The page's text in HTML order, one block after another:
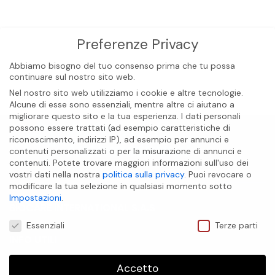
Preferenze Privacy
Abbiamo bisogno del tuo consenso prima che tu possa
continuare sul nostro sito web.
Nel nostro sito web utilizziamo i cookie e altre tecnologie.
Alcune di esse sono essenziali, mentre altre ci aiutano a
migliorare questo sito e la tua esperienza. I dati personali
possono essere trattati (ad esempio caratteristiche di
riconoscimento, indirizzi IP), ad esempio per annunci e
contenuti personalizzati o per la misurazione di annunci e
contenuti. Potete trovare maggiori informazioni sull'uso dei
vostri dati nella nostra politica sulla privacy. Puoi revocare o
modificare la tua selezione in qualsiasi momento sotto
Impostazioni.
Essenziali Terze parti
Accetto